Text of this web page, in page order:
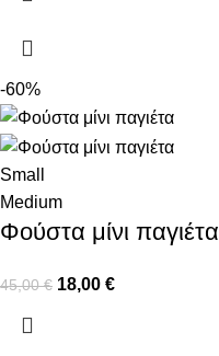
-60%
Small
Medium
Φούστα μίνι παγιέτα
45,00€ 18,00 €